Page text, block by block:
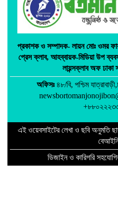
প্রকাশক ও সম্পাদক- লায়ন মোঃ ওমর
প্রেস ক্লাব, আহব্বায়ক-মিডিয়া উপ
লায়ন্সক্লাব অফ ঢাকা
অফিসঃ৪৮/বি, পশ্চিম
এই ওয়েবসাইটের লেখা ও ছবি অনুমতি
ডিজাইন ও কারিগরি